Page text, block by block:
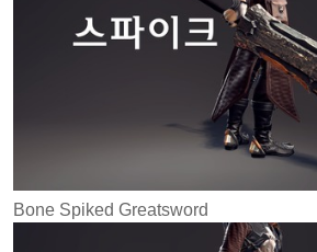
Bone Spiked Greatsword